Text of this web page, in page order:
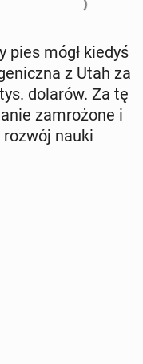
pies mógł kiedyś
z Utah za
dolarów. Za tę
za­mro­żo­ne i
nauki